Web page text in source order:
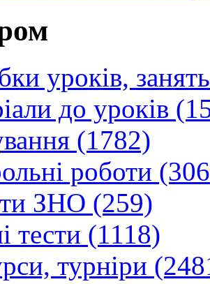
уроків,
до уроків
(1782)
роботи
ЗНО (259)
тести (1118)
турніри